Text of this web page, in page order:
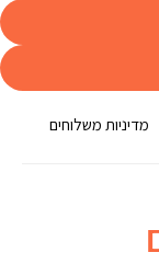
מדיניות משלוחים